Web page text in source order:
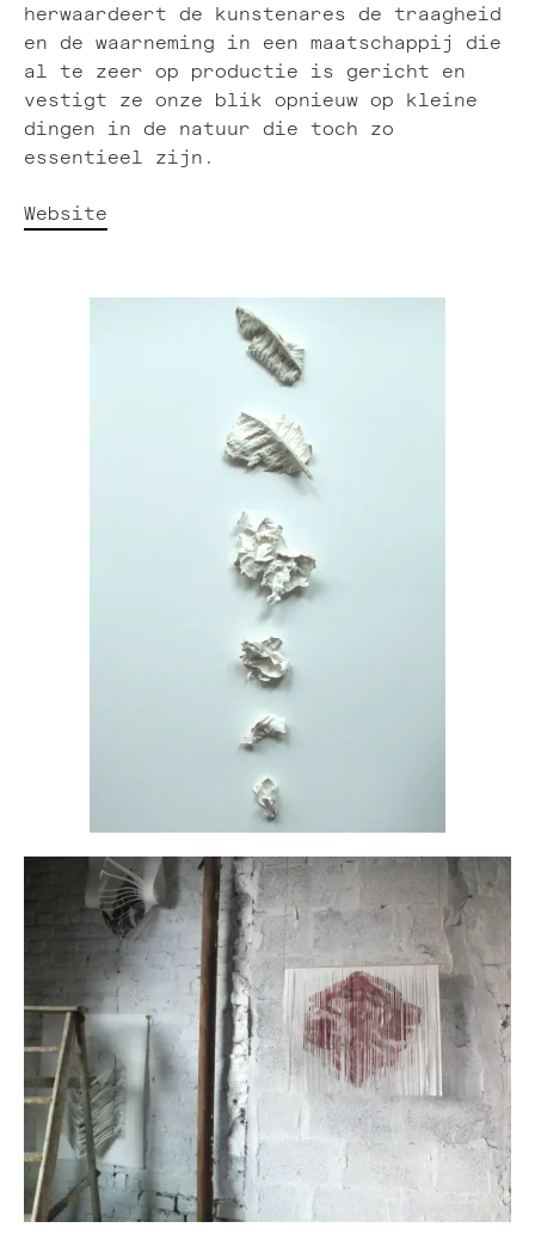
herwaardeert de kunstenares de traagheid
en de waarneming in een maatschappij die
al te zeer op productie is gericht en
vestigt ze onze blik opnieuw op kleine
dingen in de natuur die toch zo
essentieel zijn.
Website